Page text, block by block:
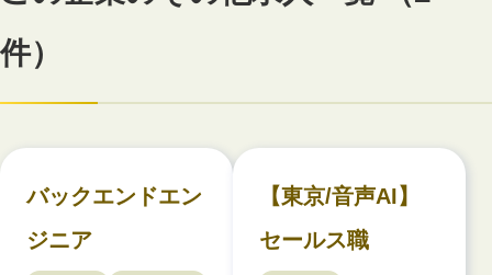
件）
バックエンドエン
ジニア
【東京/音声AI】
セールス職